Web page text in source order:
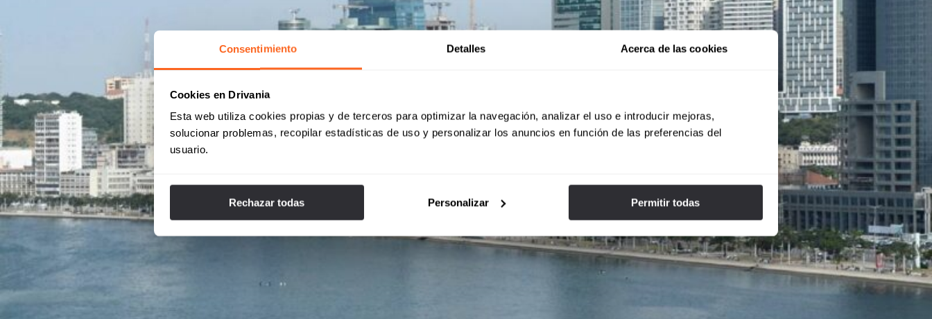
Consentimiento Detalles Acerca de las cookies
Cookies en Drivania
Esta web utiliza cookies propias y de terceros para optimizar la navegación, analizar el uso e introducir mejoras,
solucionar problemas, recopilar estadísticas de uso y personalizar los anuncios en función de las preferencias del
usuario.
Rechazar todas Personalizar Permitir todas